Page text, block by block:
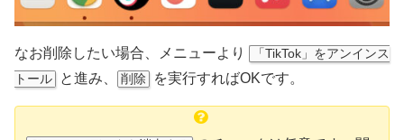
なお削除したい場合、メニューより
「TikTok」をアンインス
トール
と進み、 削除 を実行すればOKです。